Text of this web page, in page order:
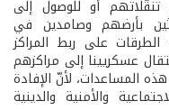
أو للوصول إلى
بأرضهم وصامدين في
على ربط المراكز
عسكريينا إلى مراكزهم
المساعدات، لأنّ الإفادة
والأمنية والدينية